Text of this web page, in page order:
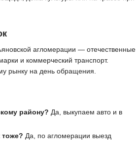
агломерации — отечественные
и коммерческий транспорт.
рынку на день обращения.
району? Да, выкупаем авто и в
тоже? Да, по агломерации выезд